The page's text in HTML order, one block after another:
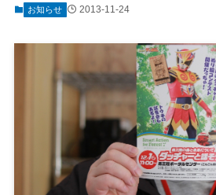
お知らせ 2013-11-24